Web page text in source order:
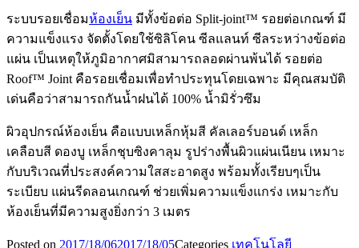
ระบบรอยเชื่อมห้องเย็น มีทั้งข้อต่อ Split-joint™ รอยต่อเกณฑ์ มี
ความแข็งแรง จัดตั้งโดยใช้ซิลิโคน ซีลแลนท์ ซีลระหว่างข้อต่อ
แผ่น เป็นเหตุให้ภูมิอากาศมิสามารถลอดผ่านพ้นได้ รอยต่อ
Roof™ Joint คือรอยเชื่อมเพื่อทำประทุนโดยเฉพาะ มีคุณสมบัติ
เด่นคือว่าสามารถกันน้ำฝนได้ 100% น้ำมิรั่วซึม
ผิวอุปกรณ์ห้องเย็น คือแบบเหล็กหุ้มสี คัลเลอร์บอนด์ เหล็ก
เคลือบสี ดองบู เหล็กชุบซิงคาลุม รูปร่างพื้นผิวแผ่นเนียน เหมาะ
กับบริเวณที่ประสงค์ความใสสะอาดสูง พร้อมทั้งเรียบๆเป็น
ระเบียบ แผ่นรีดลอนเกณฑ์ ช่วยเพิ่มความแข็งแกร่ง เหมาะกับ
ห้องเย็นที่มีความสูงยิ่งกว่า 3 เมตร
Posted on 2017/18/062017/18/05Categories เทคโนโลยี